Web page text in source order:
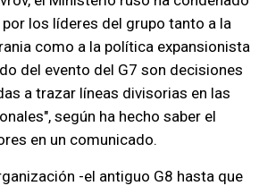
los líderes del grupo tanto a la
como a la política expansionista
del evento del G7 son decisiones
a trazar líneas divisorias en las
según ha hecho saber el
en un comunicado.
-el antiguo G8 hasta que